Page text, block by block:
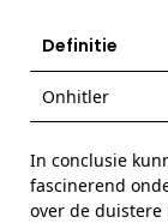
Definitie
Onhitler
In conclusie
fascinerend
over de duistere